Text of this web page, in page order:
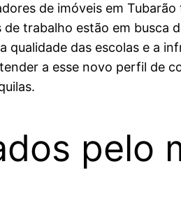
de imóveis em
trabalho estão em busca
das escolas e a
a esse novo perfil de
pelo